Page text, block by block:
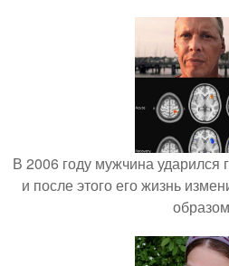
В 2006 году мужчина ударился
и после этого его жизнь